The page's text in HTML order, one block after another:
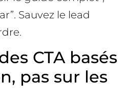
Sauvez le lead
CTA basés
pas sur les